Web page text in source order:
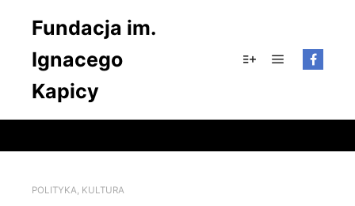
Fundacja im.
Ignacego
Kapicy
POLITYKA, KULTURA